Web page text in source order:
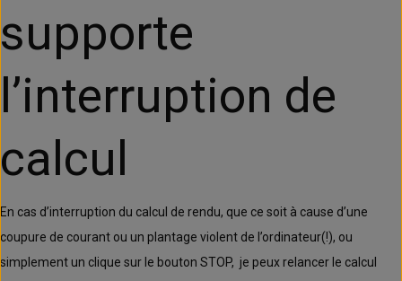
supporte
l’interruption de
calcul
En cas d’interruption du calcul de rendu, que ce soit à cause d’une
coupure de courant ou un plantage violent de l’ordinateur(!), ou
simplement un clique sur le bouton STOP, je peux relancer le calcul